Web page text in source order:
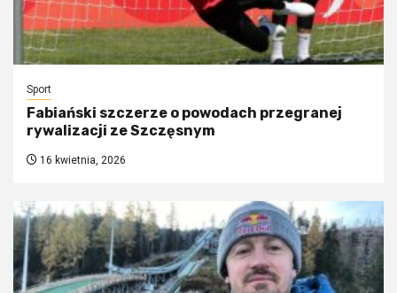
Sport
Fabiański szczerze o powodach przegranej
rywalizacji ze Szczęsnym
16 kwietnia, 2026